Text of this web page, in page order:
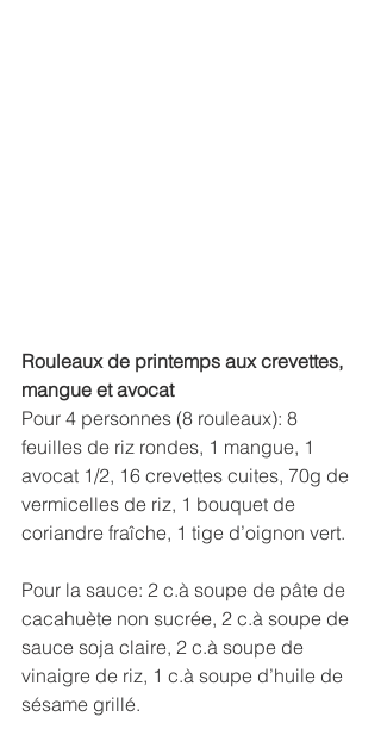
Rouleaux de printemps aux crevettes,
mangue et avocat
Pour 4 personnes (8 rouleaux): 8
feuilles de riz rondes, 1 mangue, 1
avocat 1/2, 16 crevettes cuites, 70g de
vermicelles de riz, 1 bouquet de
coriandre fraîche, 1 tige d’oignon vert.
Pour la sauce: 2 c.à soupe de pâte de
cacahuète non sucrée, 2 c.à soupe de
sauce soja claire, 2 c.à soupe de
vinaigre de riz, 1 c.à soupe d’huile de
sésame grillé.